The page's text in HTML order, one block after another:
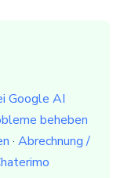
Google AI
beheben
· Abrechnung /